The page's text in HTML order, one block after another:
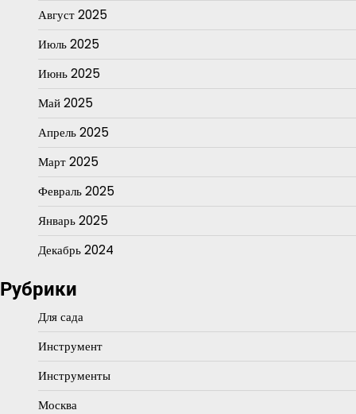
Август 2025
Июль 2025
Июнь 2025
Май 2025
Апрель 2025
Март 2025
Февраль 2025
Январь 2025
Декабрь 2024
Рубрики
Для сада
Инструмент
Инструменты
Москва